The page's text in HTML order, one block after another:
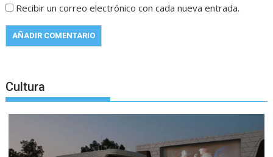
Recibir un correo electrónico con cada nueva entrada.
Cultura